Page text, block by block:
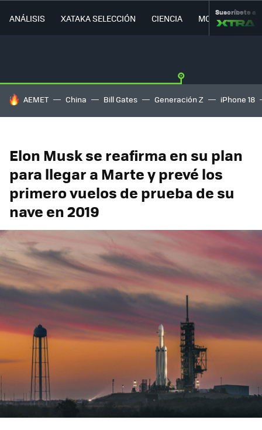
ANÁLISIS XATAKA SELECCIÓN CIENCIA MOVILIDAD
Suscríbete a
HOY SE HABLA DE
AEMET China Bill Gates Generación Z iPhone 18
Elon Musk se reafirma en su plan
para llegar a Marte y prevé los
primero vuelos de prueba de su
nave en 2019